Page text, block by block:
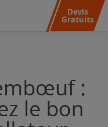
Devis
Gratuits
:
le bon